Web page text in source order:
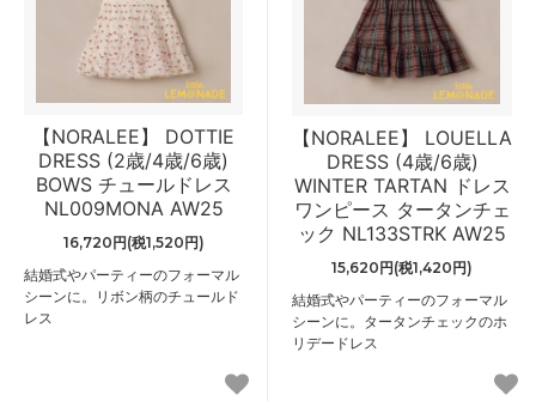
【NORALEE】 DOTTIE
DRESS (2歳/4歳/6歳)
BOWS チュールドレス
NL009MONA AW25
16,720円(税1,520円)
結婚式やパーティーのフォーマル
シーンに。リボン柄のチュールド
レス
【NORALEE】 LOUELLA
DRESS (4歳/6歳)
WINTER TARTAN ドレス
ワンピース タータンチェ
ック NL133STRK AW25
15,620円(税1,420円)
結婚式やパーティーのフォーマル
シーンに。タータンチェックのホ
リデードレス